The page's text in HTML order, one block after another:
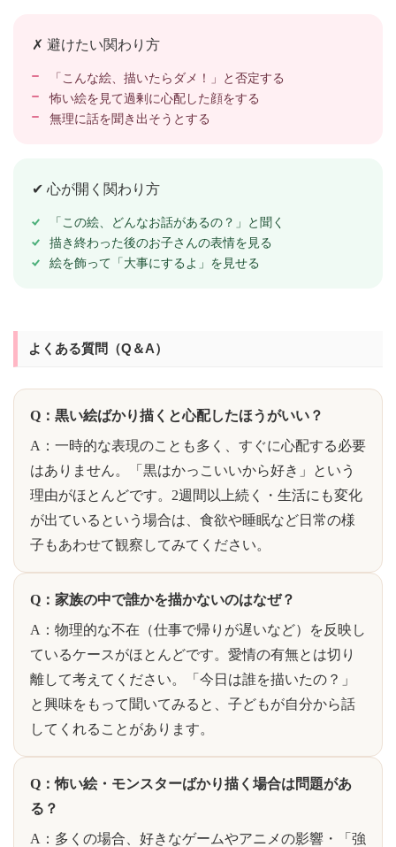
✗ 避けたい関わり方
「こんな絵、描いたらダメ！」と否定する
怖い絵を見て過剰に心配した顔をする
無理に話を聞き出そうとする
✔ 心が開く関わり方
「この絵、どんなお話があるの？」と聞く
描き終わった後のお子さんの表情を見る
絵を飾って「大事にするよ」を見せる
よくある質問（Q＆A）
Q：黒い絵ばかり描くと心配したほうがいい？
A：一時的な表現のことも多く、すぐに心配する必要
はありません。「黒はかっこいいから好き」という
理由がほとんどです。2週間以上続く・生活にも変化
が出ているという場合は、食欲や睡眠など日常の様
子もあわせて観察してみてください。
Q：家族の中で誰かを描かないのはなぜ？
A：物理的な不在（仕事で帰りが遅いなど）を反映し
ているケースがほとんどです。愛情の有無とは切り
離して考えてください。「今日は誰を描いたの？」
と興味をもって聞いてみると、子どもが自分から話
してくれることがあります。
Q：怖い絵・モンスターばかり描く場合は問題があ
る？
A：多くの場合、好きなゲームやアニメの影響・「強